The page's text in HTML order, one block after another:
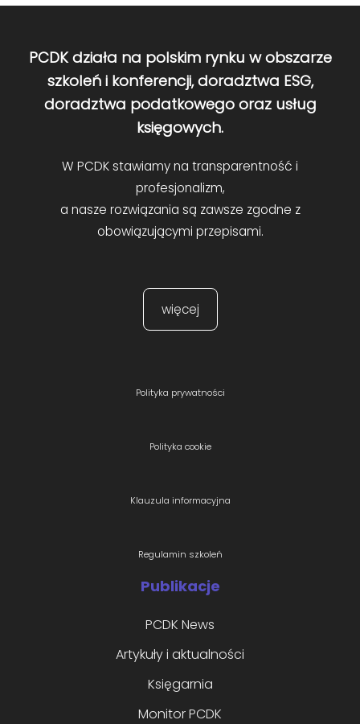
PCDK działa na polskim rynku w obszarze
szkoleń i konferencji, doradztwa ESG,
doradztwa podatkowego oraz usług
księgowych.
W PCDK stawiamy na transparentność i
profesjonalizm,
a nasze rozwiązania są zawsze zgodne z
obowiązującymi przepisami.
więcej
Polityka prywatności
Polityka cookie
Klauzula informacyjna
Regulamin szkoleń
Publikacje
PCDK News
Artykuły i aktualności
Księgarnia
Monitor PCDK